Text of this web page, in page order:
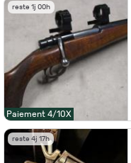
reste 1j 00h
Paiement 4/10X
reste 4j 17h